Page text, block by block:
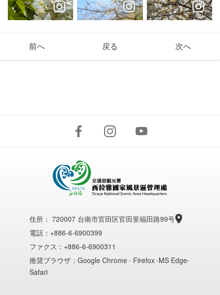
前へ 戻る 次へ
住所： 720007 台南市官田区官田里福田路99号
電話：+886-6-6900399
ファクス：+886-6-6900311
推奨ブラウザ：Google Chrome ‧ Firefox ‧MS Edge‧
Safari